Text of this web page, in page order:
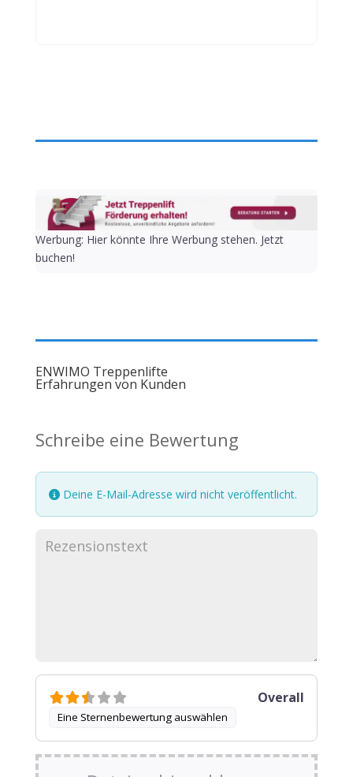
Werbung: Hier könnte Ihre Werbung stehen. Jetzt
buchen!
ENWIMO Treppenlifte
Erfahrungen von Kunden
Schreibe eine Bewertung
Deine E-Mail-Adresse wird nicht veröffentlicht.
Eine Sternenbewertung auswählen
Overall